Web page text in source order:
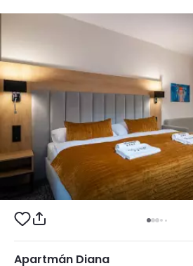
Apartmán Diana